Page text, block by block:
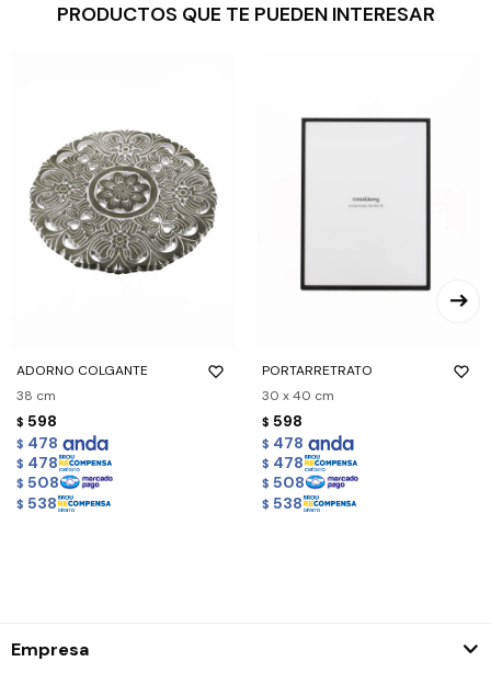
PRODUCTOS QUE TE PUEDEN INTERESAR
ADORNO COLGANTE
38 cm
$ 598
$ 478
$ 478
$ 508
$ 538
PORTARRETRATO
30 x 40 cm
$ 598
$ 478
$ 478
$ 508
$ 538
Empresa